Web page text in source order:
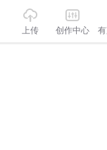
上传 创作中心